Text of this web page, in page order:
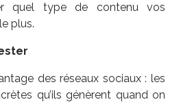
quel type de contenu vos
plus.
des réseaux sociaux : les
qu’ils génèrent quand on